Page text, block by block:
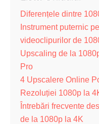
Diferențele dintre
Instrument puternic
videoclipurilor de
Upscaling de la
Pro
4 Upscalere Online
Rezoluției 1080p la
Întrebări frecvente
de la 1080p la 4K